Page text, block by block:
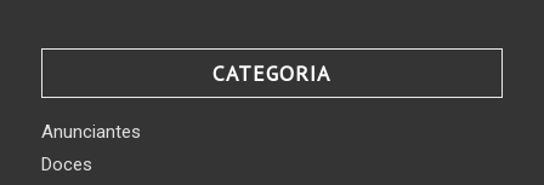
CATEGORIA
Anunciantes
Doces